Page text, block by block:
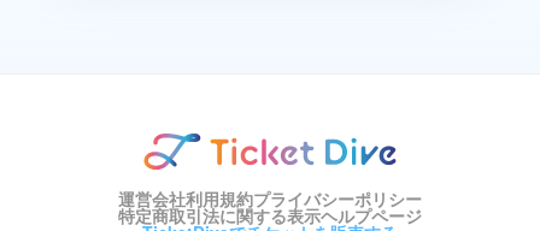
運営会社利用規約プライバシーポリシー
特定商取引法に関する表示ヘルプページ